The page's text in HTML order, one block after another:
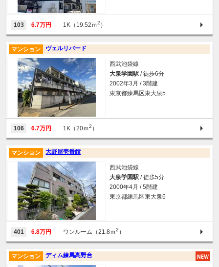
103 6.7万円 1K（19.52ｍ2 ）
ヴェルリバード
マンション
西武池袋線
大泉学園駅 / 徒歩6分
2002年3月 / 3階建
東京都練馬区東大泉5
106 6.7万円 1K（20ｍ2 ）
大野屋壱番館
マンション
西武池袋線
大泉学園駅 / 徒歩5分
2000年4月 / 5階建
東京都練馬区東大泉6
401 6.8万円 ワンルーム（21.8ｍ2 ）
ディム練馬高野台
マンション